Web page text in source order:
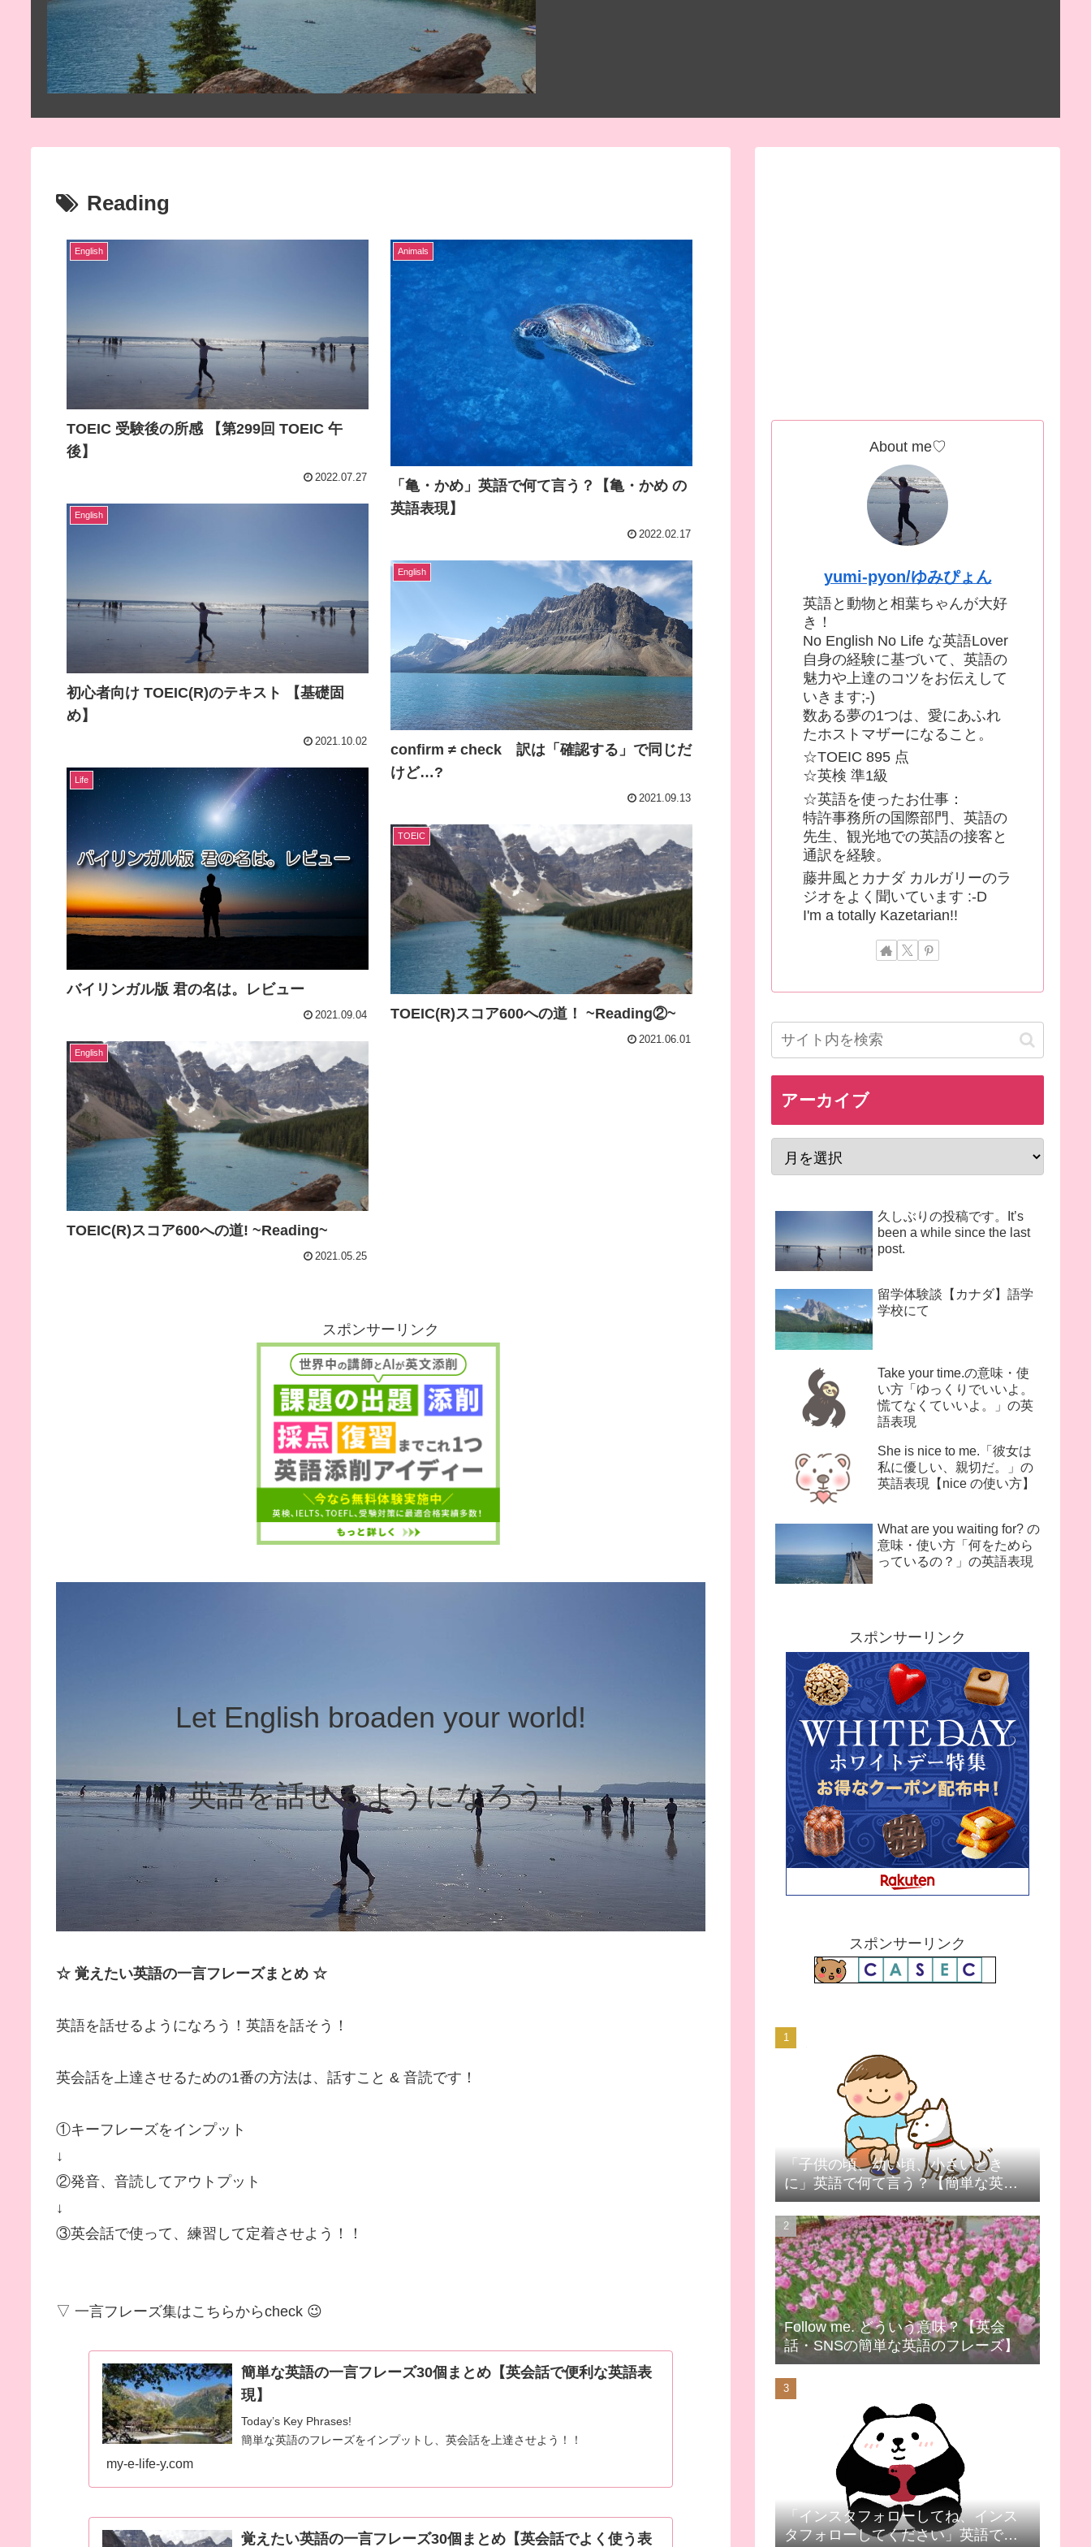
Reading
English
TOEIC 受験後の所感 【第299回 TOEIC 午
後】
2022.07.27
Animals
「亀・かめ」英語で何て言う？【亀・かめ の
英語表現】
2022.02.17
English
初心者向け TOEIC(R)のテキスト 【基礎固
め】
2021.10.02
English
confirm ≠ check 訳は「確認する」で同じだ
けど…?
2021.09.13
Life
バイリンガル版 君の名は。レビュー
2021.09.04
TOEIC
TOEIC(R)スコア600への道！ ~Reading②~
2021.06.01
English
TOEIC(R)スコア600への道! ~Reading~
2021.05.25
スポンサーリンク
Let English broaden your world!
英語を話せるようになろう！
☆ 覚えたい英語の一言フレーズまとめ ☆
英語を話せるようになろう！英語を話そう！
英会話を上達させるための1番の方法は、話すこと & 音読です！
①キーフレーズをインプット
↓
②発音、音読してアウトプット
↓
③英会話で使って、練習して定着させよう！！
▽ 一言フレーズ集はこちらからcheck 😉
簡単な英語の一言フレーズ30個まとめ【英会話で便利な英語表
現】
Today’s Key Phrases!
簡単な英語のフレーズをインプットし、英会話を上達させよう！！
my-e-life-y.com
覚えたい英語の一言フレーズ30個まとめ【英会話でよく使う表
About me♡
yumi-pyon/ゆみぴょん
英語と動物と相葉ちゃんが大好
き！
No English No Life な英語Lover
自身の経験に基づいて、英語の
魅力や上達のコツをお伝えして
いきます;-)
数ある夢の1つは、愛にあふれ
たホストマザーになること。
☆TOEIC 895 点
☆英検 準1級
☆英語を使ったお仕事：
特許事務所の国際部門、英語の
先生、観光地での英語の接客と
通訳を経験。
藤井風とカナダ カルガリーのラ
ジオをよく聞いています :-D
I'm a totally Kazetarian!!
アーカイブ
久しぶりの投稿です。It’s
been a while since the last
post.
留学体験談【カナダ】語学
学校にて
Take your time.の意味・使
い方「ゆっくりでいいよ。
慌てなくていいよ。」の英
語表現
She is nice to me.「彼女は
私に優しい、親切だ。」の
英語表現【nice の使い方】
What are you waiting for? の
意味・使い方「何をためら
っているの？」の英語表現
スポンサーリンク
スポンサーリンク
「子供の頃、幼い頃、小さいとき
に」英語で何て言う？【簡単な英語
表現】
Follow me. どういう意味？【英会
話・SNSの簡単な英語のフレーズ】
「インスタフォローしてね、インス
タフォローしてください」英語で何